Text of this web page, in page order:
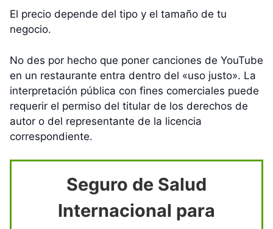
El precio depende del tipo y el tamaño de tu
negocio.
No des por hecho que poner canciones de YouTube
en un restaurante entra dentro del «uso justo». La
interpretación pública con fines comerciales puede
requerir el permiso del titular de los derechos de
autor o del representante de la licencia
correspondiente.
Seguro de Salud
Internacional para